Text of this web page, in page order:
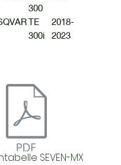
300
TE
300i
2018-
2023
SEVEN-MX